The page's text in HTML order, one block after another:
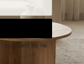
i zgadzam się na